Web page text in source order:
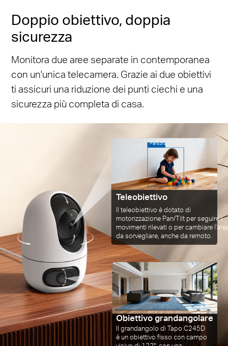
Doppio obiettivo, doppia
sicurezza
Monitora due aree separate in contemporanea
con un'unica telecamera. Grazie ai due obiettivi
ti assicuri una riduzione dei punti ciechi e una
sicurezza più completa di casa.
Teleobiettivo
Persona
Il teleobiettivo è dotato di
motorizzazione Pan/Tilt per seguire i
movimenti rilevati o per cambiare
da sorvegliare, anche da remoto.
Obiettivo grandangolare
Il grandangolo di Tapo C245D
è un obiettivo fisso con campo